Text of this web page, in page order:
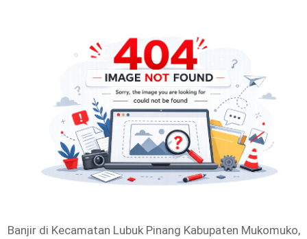
Banjir di Kecamatan Lubuk Pinang Kabupaten Mukomuko,